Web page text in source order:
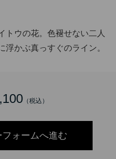
トウの花。色褪せない二人
かぶ真っすぐのライン。
フォームへ進む